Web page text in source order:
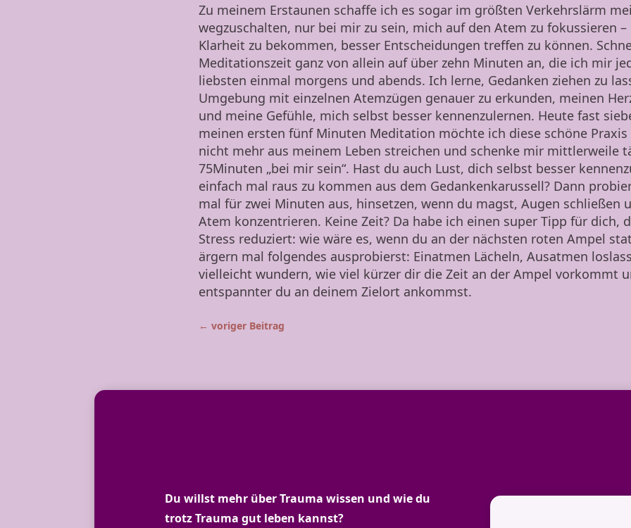
Zu meinem Erstaunen schaffe ich es sogar im größten Verkehrslärm
wegzuschalten, nur bei mir zu sein, mich auf den Atem zu fokussieren
Klarheit zu bekommen, besser Entscheidungen treffen zu können.
Meditationszeit ganz von allein auf über zehn Minuten an, die ich mir
liebsten einmal morgens und abends. Ich lerne, Gedanken ziehen zu
Umgebung mit einzelnen Atemzügen genauer zu erkunden, meinen
und meine Gefühle, mich selbst besser kennenzulernen. Heute fast
meinen ersten fünf Minuten Meditation möchte ich diese schöne
nicht mehr aus meinem Leben streichen und schenke mir mittlerweile
75Minuten „bei mir sein“. Hast du auch Lust, dich selbst besser
einfach mal raus zu kommen aus dem Gedankenkarussell? Dann
mal für zwei Minuten aus, hinsetzen, wenn du magst, Augen schließen
Atem konzentrieren. Keine Zeit? Da habe ich einen super Tipp für dich,
Stress reduziert: wie wäre es, wenn du an der nächsten roten Ampel
ärgern mal folgendes ausprobierst: Einatmen Lächeln, Ausatmen
vielleicht wundern, wie viel kürzer dir die Zeit an der Ampel vorkommt
entspannter du an deinem Zielort ankommst.
← voriger Beitrag
Du willst mehr über Trauma wissen und wie du
trotz Trauma gut leben kannst?